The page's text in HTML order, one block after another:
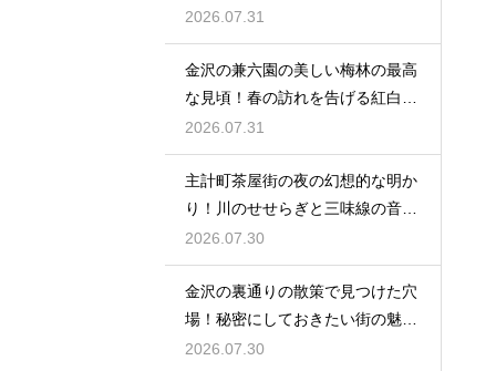
ッシュ
2026.07.31
金沢の兼六園の美しい梅林の最高
な見頃！春の訪れを告げる紅白の
花の絶景
2026.07.31
主計町茶屋街の夜の幻想的な明か
り！川のせせらぎと三味線の音色
に酔う
2026.07.30
金沢の裏通りの散策で見つけた穴
場！秘密にしておきたい街の魅力
を大発見
2026.07.30